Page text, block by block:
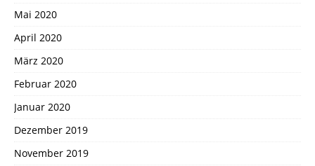
Mai 2020
April 2020
März 2020
Februar 2020
Januar 2020
Dezember 2019
November 2019